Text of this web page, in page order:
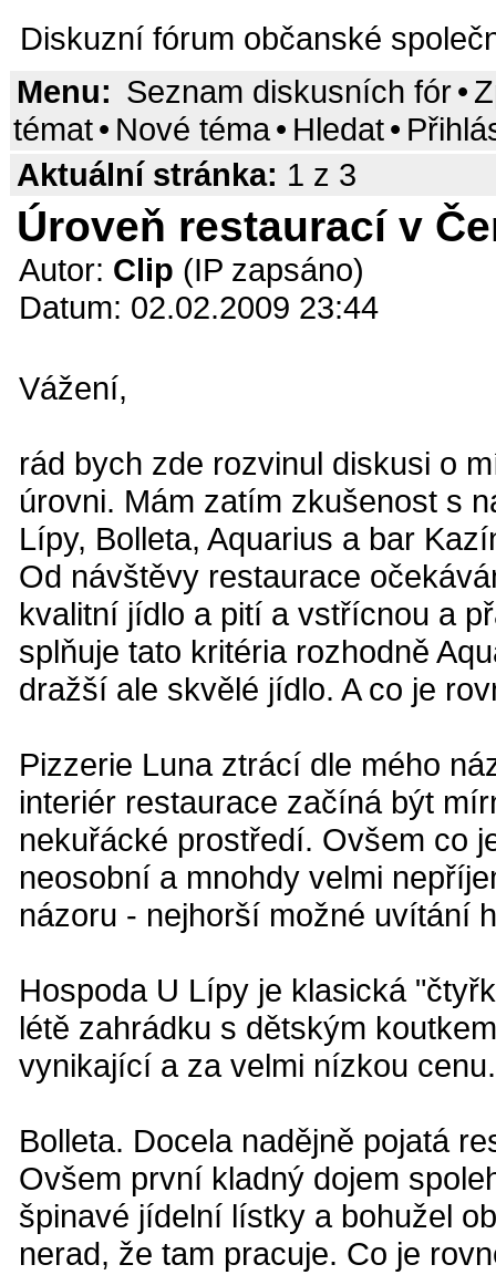
Diskuzní fórum občanské
Menu: Seznam diskusních fór•
témat• Nové téma• Hledat•
Aktuální stránka: 1 z 3
Úroveň restaurací v
Autor: Clip (IP zapsáno)
Datum: 02.02.2009 23:44
Vážení,
rád bych zde rozvinul diskusi o
úrovni. Mám zatím zkušenost s
Lípy, Bolleta, Aquarius a bar
Od návštěvy restaurace
kvalitní jídlo a pití a vstřícnou a
splňuje tato kritéria rozhodně
dražší ale skvělé jídlo. A co je
Pizzerie Luna ztrácí dle mého
interiér restaurace začíná být
nekuřácké prostředí. Ovšem co
neosobní a mnohdy velmi
názoru - nejhorší možné uvítání
Hospoda U Lípy je klasická
létě zahrádku s dětským
vynikající a za velmi nízkou
Bolleta. Docela nadějně pojatá
Ovšem první kladný dojem
špinavé jídelní lístky a bohužel
nerad, že tam pracuje. Co je